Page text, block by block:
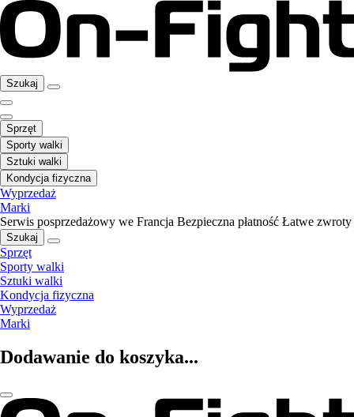
Szukaj
Sprzęt
Sporty walki
Sztuki walki
Kondycja fizyczna
Wyprzedaż
Marki
Serwis posprzedażowy we Francja Bezpieczna płatność Łatwe zwroty
Szukaj
Sprzęt
Sporty walki
Sztuki walki
Kondycja fizyczna
Wyprzedaż
Marki
Dodawanie do koszyka...